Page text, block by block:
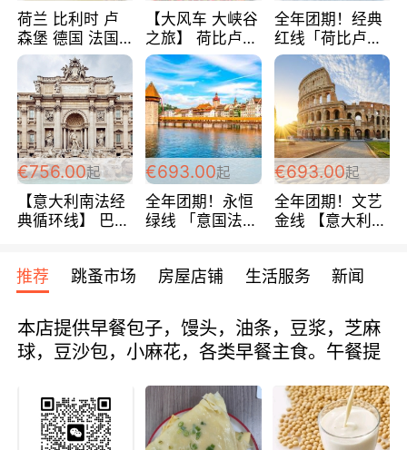
荷兰 比利时 卢
森堡 德国 法国
超爽玩遍西欧 循
环线 全程四星宾
馆 108欧/人/天
【大风车 大峡谷
之旅】 荷比卢德
法 巴黎上下 经
典五国四日游
488欧/人
全年团期！经典
红线「荷比卢德
法」七天循环 五
国 仅售99欧/人/
天！巴黎上下！
包拼房~
€756.00起
【意大利南法经
典循环线】 巴黎
宾馆 108欧/天起
全程756欧/位
€693.00起
全年团期！永恒
绿线 「意国法
欧/天起 ~包拼房
€693.00起
全年团期！文艺
金线 【意大利一
每周铁发！
推荐 跳蚤市场 房屋店铺 生活服务 新闻
本店提供早餐包子，馒头，油条，豆浆，芝麻
球，豆沙包，小麻花，各类早餐主食。午餐提